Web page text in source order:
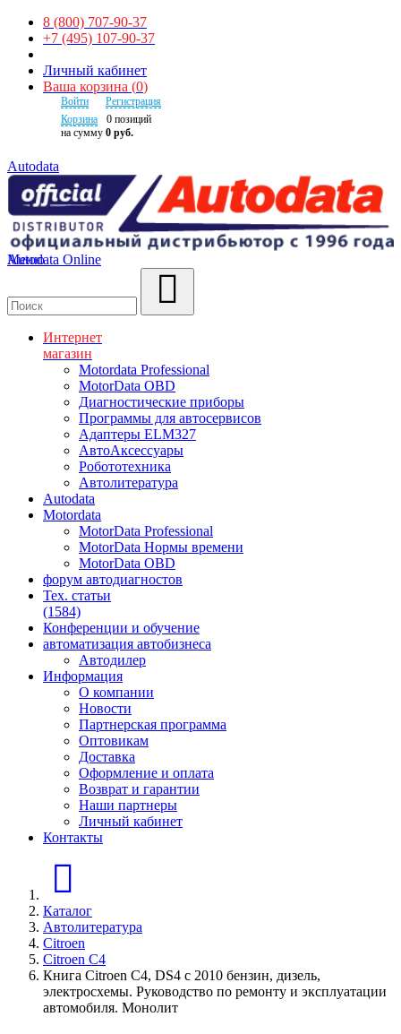
8 (800) 707-90-37
+7 (495) 107-90-37
Личный кабинет
Ваша корзина (0)
Войти
Регистрация
Корзина
0 позиций
на сумму 0 руб.
Autodata
Autodata Online
Меню
Интернет
магазин
Motordata Professional
MotorData OBD
Диагностические приборы
Программы для автосервисов
Адаптеры ELM327
АвтоАксессуары
Робототехника
Автолитература
Autodata
Motordata
MotorData Professional
MotorData Нормы времени
MotorData OBD
форум автодиагностов
Тех. статьи
(1584)
Конференции и обучение
автоматизация автобизнеса
Автодилер
Информация
О компании
Новости
Партнерская программа
Оптовикам
Доставка
Оформление и оплата
Возврат и гарантии
Наши партнеры
Личный кабинет
Контакты
Каталог
Автолитература
Citroen
Citroen C4
Книга Citroen C4, DS4 с 2010 бензин, дизель,
электросхемы. Руководство по ремонту и эксплуатации
автомобиля. Монолит